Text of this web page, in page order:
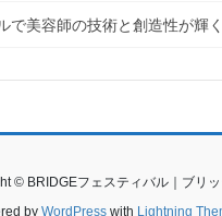
美容師の技術と創造性が輝く
© BRIDGEフェスティバル｜ブリ
by WordPresswith Lightning